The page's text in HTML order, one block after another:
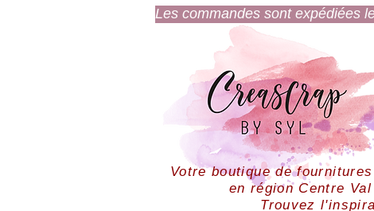
Les commandes sont expédiées
Votre boutique de
en région Centre
Trouvez